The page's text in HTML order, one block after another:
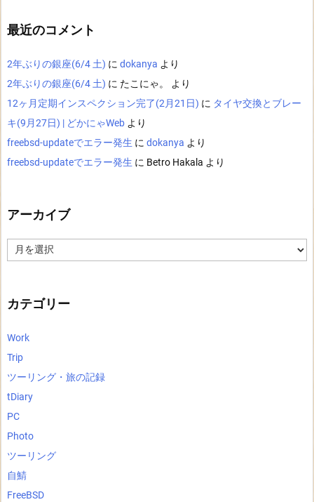
最近のコメント
2年ぶりの銀座(6/4 土) に dokanya より
2年ぶりの銀座(6/4 土) に たこにゃ。
より
12ヶ月定期インスペクション完了(2月21日) に タイヤ交換とブレー
キ(9月27日) | どかにゃWeb より
freebsd-updateでエラー発生 に dokanya より
freebsd-updateでエラー発生 に Betro Hakala より
アーカイブ
ー
カテゴリー
Work
Trip
ツーリング・旅の記録
tDiary
PC
Photo
ツーリング
自鯖
FreeBSD